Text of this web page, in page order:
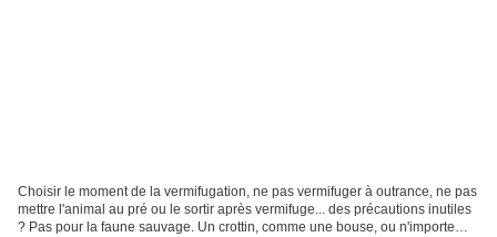
Choisir le moment de la vermifugation, ne pas vermifuger à outrance, ne pas
mettre l'animal au pré ou le sortir après vermifuge... des précautions inutiles
? Pas pour la faune sauvage. Un crottin, comme une bouse, ou n'importe